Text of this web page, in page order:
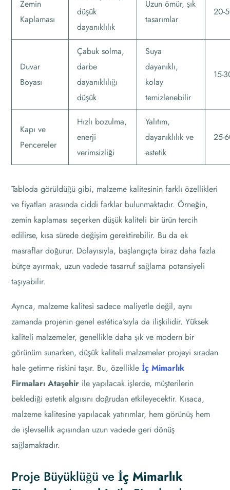
Zemin
Kaplaması
düşük
dayanıklılık
Uzun ömür, şık
tasarımlar
20-
Duvar
Boyası
Çabuk solma,
darbe
dayanıklılığı
düşük
Suya
dayanıklı,
kolay
temizlenebilir
15-
Kapı ve
Pencereler
Hızlı bozulma,
enerji
verimsizliği
Yalıtım,
dayanıklılık ve
estetik
25-
Tabloda görüldüğü gibi, malzeme kalitesinin farklı özellikleri
ve fiyatları arasında ciddi farklar bulunmaktadır. Örneğin,
zemin kaplaması seçerken düşük kaliteli bir ürün tercih
edilirse, kısa sürede değişim gerektirebilir. Bu da ek
masraflar doğurur. Dolayısıyla, başlangıçta biraz daha fazla
bütçe ayırmak, uzun vadede tasarruf sağlama potansiyeli
taşıyabilir.
Ayrıca, malzeme kalitesi sadece maliyetle değil, aynı
zamanda projenin genel estética’sıyla da ilişkilidir. Yüksek
kaliteli malzemeler, genellikle daha şık ve modern bir
görünüm sunarken, düşük kaliteli malzemeler projeyi sıradan
hale getirme riskini taşır. Bu, özellikleİç Mimarlık
Firmaları Ataşehir ile yapılacak işlerde, müşterilerin
beklediği estetik algısını doğrudan etkileyecektir. Kısaca,
malzeme kalitesine yapılacak yatırımlar, hem görünüş hem
de işlevsellik açısından uzun vadede geri dönüş
sağlamaktadır.
Proje Büyüklüğü veİç Mimarlık